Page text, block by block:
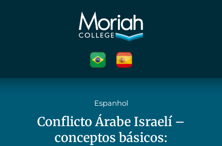
Espanhol
Conflicto Árabe Israelí –
conceptos básicos: